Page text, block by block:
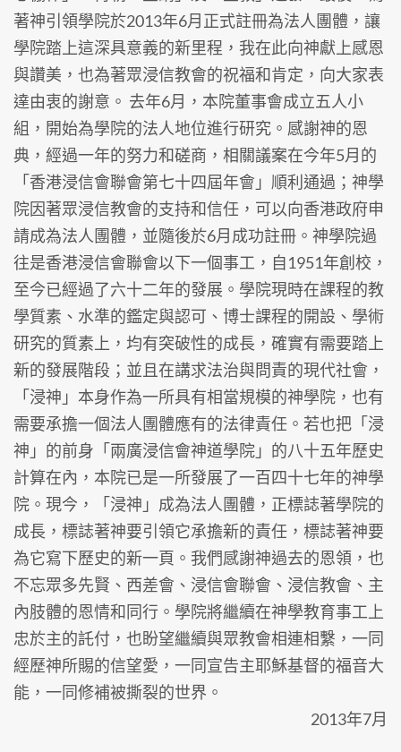
著神引領學院於2013年6月正式註冊為法人團體，讓
學院踏上這深具意義的新里程，我在此向神獻上感恩
與讚美，也為著眾浸信教會的祝福和肯定，向大家表
達由衷的謝意。 去年6月，本院董事會成立五人小
組，開始為學院的法人地位進行研究。感謝神的恩
典，經過一年的努力和磋商，相關議案在今年5月的
「香港浸信會聯會第七十四屆年會」順利通過；神學
院因著眾浸信教會的支持和信任，可以向香港政府申
請成為法人團體，並隨後於6月成功註冊。神學院過
往是香港浸信會聯會以下一個事工，自1951年創校，
至今已經過了六十二年的發展。學院現時在課程的教
學質素、水準的鑑定與認可、博士課程的開設、學術
研究的質素上，均有突破性的成長，確實有需要踏上
新的發展階段；並且在講求法治與問責的現代社會，
「浸神」本身作為一所具有相當規模的神學院，也有
需要承擔一個法人團體應有的法律責任。若也把「浸
神」的前身「兩廣浸信會神道學院」的八十五年歷史
計算在內，本院已是一所發展了一百四十七年的神學
院。現今，「浸神」成為法人團體，正標誌著學院的
成長，標誌著神要引領它承擔新的責任，標誌著神要
為它寫下歷史的新一頁。我們感謝神過去的恩領，也
不忘眾多先賢、西差會、浸信會聯會、浸信教會、主
內肢體的恩情和同行。學院將繼續在神學教育事工上
忠於主的託付，也盼望繼續與眾教會相連相繫，一同
經歷神所賜的信望愛，一同宣告主耶穌基督的福音大
能，一同修補被撕裂的世界。
2013年7月